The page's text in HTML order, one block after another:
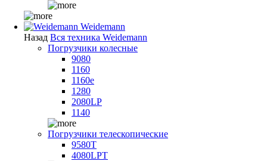
Weidemann
Назад Вся техника Weidemann
Погрузчики колесные
9080
1160
1160e
1280
2080LP
1140
Погрузчики телескопические
9580T
4080LPT